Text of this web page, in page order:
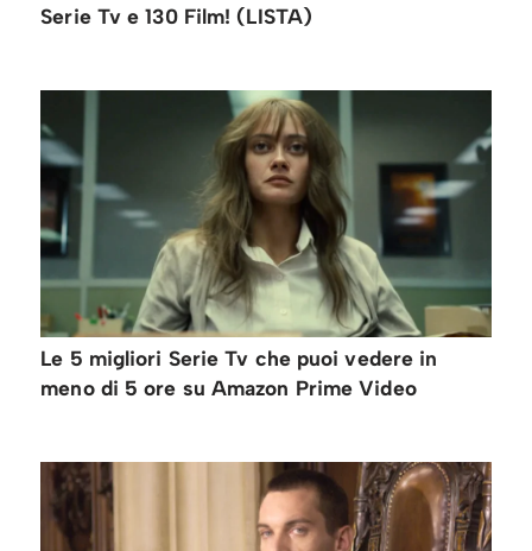
Serie Tv e 130 Film! (LISTA)
Le 5 migliori Serie Tv che puoi vedere in
meno di 5 ore su Amazon Prime Video